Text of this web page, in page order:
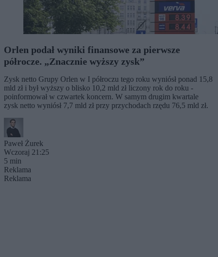
Orlen podał wyniki finansowe za pierwsze
półrocze. „Znacznie wyższy zysk”
Zysk netto Grupy Orlen w I półroczu tego roku wyniósł ponad 15,8
mld zł i był wyższy o blisko 10,2 mld zł liczony rok do roku -
poinformował w czwartek koncern. W samym drugim kwartale
zysk netto wyniósł 7,7 mld zł przy przychodach rzędu 76,5 mld zł.
Paweł Żurek
Wczoraj 21:25
5 min
Reklama
Reklama